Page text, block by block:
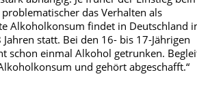
das Verhalten als
Alkoholkonsum findet in Deutschland
statt. Bei den 16- bis 17-Jährigen
schon einmal Alkohol getrunken.
und gehört abgeschafft.“